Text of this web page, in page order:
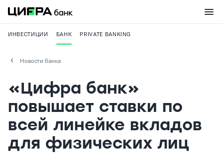
ИНВЕСТИЦИИ БАНК PRIVATE BANKING
Новости банка
«Цифра банк»
повышает ставки по
всей линейке вкладов
для физических лиц